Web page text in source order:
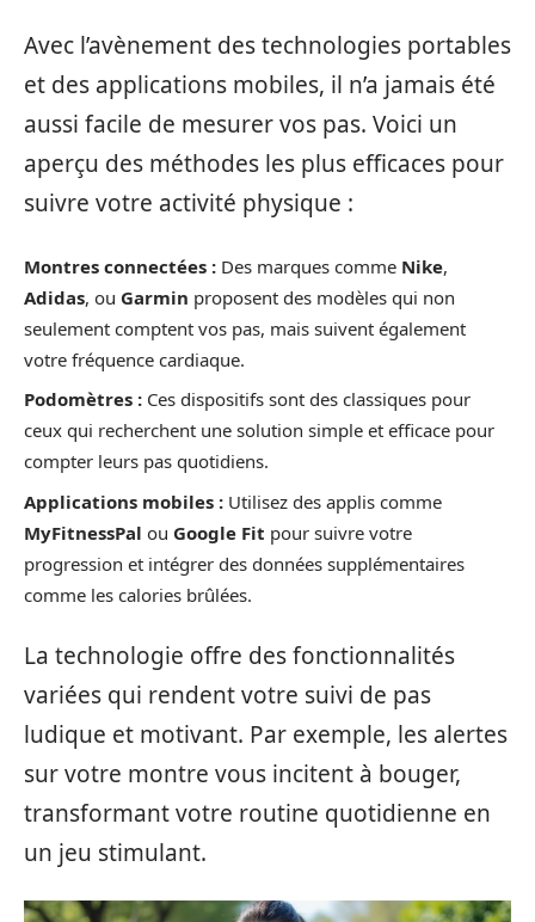
Avec l’avènement des technologies portables
et des applications mobiles, il n’a jamais été
aussi facile de mesurer vos pas. Voici un
aperçu des méthodes les plus efficaces pour
suivre votre activité physique :
Montres connectées : Des marques comme Nike,
Adidas, ou Garmin proposent des modèles qui non
seulement comptent vos pas, mais suivent également
votre fréquence cardiaque.
Podomètres : Ces dispositifs sont des classiques pour
ceux qui recherchent une solution simple et efficace pour
compter leurs pas quotidiens.
Applications mobiles : Utilisez des applis comme
MyFitnessPal ou Google Fit pour suivre votre
progression et intégrer des données supplémentaires
comme les calories brûlées.
La technologie offre des fonctionnalités
variées qui rendent votre suivi de pas
ludique et motivant. Par exemple, les alertes
sur votre montre vous incitent à bouger,
transformant votre routine quotidienne en
un jeu stimulant.